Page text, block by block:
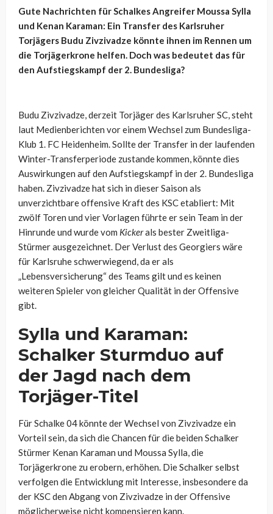
Gute Nachrichten für Schalkes Angreifer Moussa Sylla
und Kenan Karaman: Ein Transfer des Karlsruher
Torjägers Budu Zivzivadze könnte ihnen im Rennen um
die Torjägerkrone helfen. Doch was bedeutet das für
den Aufstiegskampf der 2. Bundesliga?
Budu Zivzivadze, derzeit Torjäger des Karlsruher SC, steht
laut Medienberichten vor einem Wechsel zum Bundesliga-
Klub 1. FC Heidenheim. Sollte der Transfer in der laufenden
Winter-Transferperiode zustande kommen, könnte dies
Auswirkungen auf den Aufstiegskampf in der 2. Bundesliga
haben. Zivzivadze hat sich in dieser Saison als
unverzichtbare offensive Kraft des KSC etabliert: Mit
zwölf Toren und vier Vorlagen führte er sein Team in der
Hinrunde und wurde vom Kickerals bester Zweitliga-
Stürmer ausgezeichnet. Der Verlust des Georgiers wäre
für Karlsruhe schwerwiegend, da er als
„Lebensversicherung“ des Teams gilt und es keinen
weiteren Spieler von gleicher Qualität in der Offensive
gibt.
Sylla und Karaman:
Schalker Sturmduo auf
der Jagd nach dem
Torjäger-Titel
Für Schalke 04 könnte der Wechsel von Zivzivadze ein
Vorteil sein, da sich die Chancen für die beiden Schalker
Stürmer Kenan Karaman und Moussa Sylla, die
Torjägerkrone zu erobern, erhöhen. Die Schalker selbst
verfolgen die Entwicklung mit Interesse, insbesondere da
der KSC den Abgang von Zivzivadze in der Offensive
möglicherweise nicht kompensieren kann.